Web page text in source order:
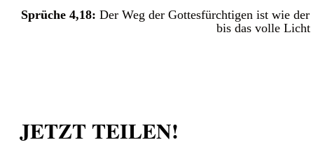
Sprüche 4,18: Der Weg der Gottesfürchtigen ist wie
bis das volle
JETZT TEILEN!